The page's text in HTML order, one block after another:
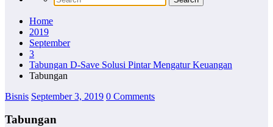
Home
2019
September
3
Tabungan D-Save Solusi Pintar Mengatur Keuangan
Tabungan
Bisnis September 3, 2019 0 Comments
Tabungan